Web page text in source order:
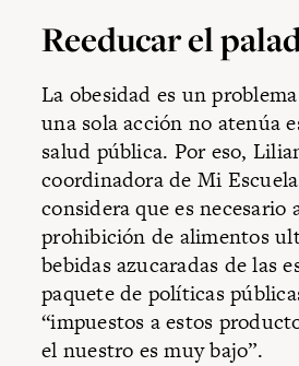
Reeducar el
La obesidad es un
una sola acción no atenúa
salud pública. Por eso,
coordinadora de Mi
considera que es necesario
prohibición de alimentos
bebidas azucaradas de las
paquete de políticas
“impuestos a estos
el nuestro es muy bajo”.